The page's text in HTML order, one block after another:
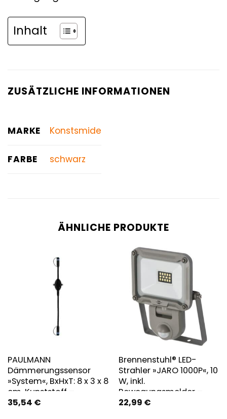
Inhalt
ZUSÄTZLICHE INFORMATIONEN
MARKE Konstsmide
FARBE schwarz
ÄHNLICHE PRODUKTE
PAULMANN
Dämmerungssensor
»System«, BxHxT: 8 x 3 x 8
cm, Kunststoff –
schwarz
35,54 €
Brennenstuhl® LED-
Strahler »JARO 1000P«, 10
W, inkl.
Bewegungsmelder –
silberfarben
22,99 €